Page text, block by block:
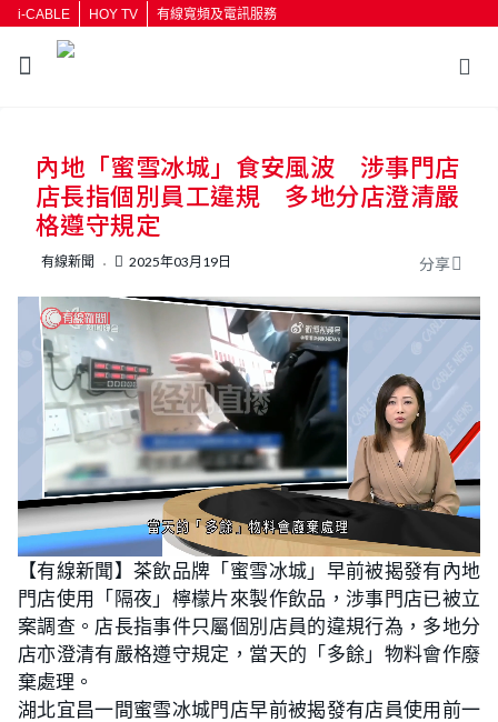
i-CABLE HOY TV 有線寬頻及電訊服務
按輸入鍵開始搜尋
內地「蜜雪冰城」食安風波 涉事門店
店長指個別員工違規 多地分店澄清嚴
格遵守規定
有線新聞 2025年03月19日 分享
U
n
m
L
o
a
d
:
2
7
.
%
【有線新聞】茶飲品牌「蜜雪冰城」早前被揭發有內地
門店使用「隔夜」檸檬片來製作飲品，涉事門店已被立
案調查。店長指事件只屬個別店員的違規行為，多地分
店亦澄清有嚴格遵守規定，當天的「多餘」物料會作廢
棄處理。
湖北宜昌一間蜜雪冰城門店早前被揭發有店員使用前一